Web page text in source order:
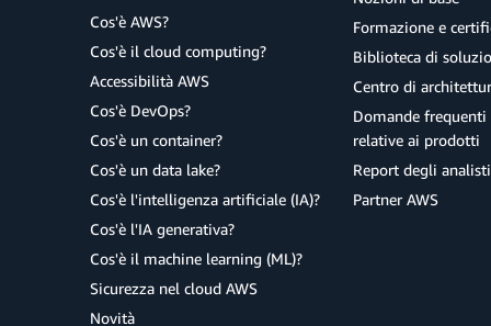
Attendere il termine del caricamento, quindi verificare
rimuoverla dal bucket e seguire di nuovo la
Istruzioni dettagliate per l'interfaccia a riga di
Se l'interfaccia a riga di comando è già installata e
s3://wildrydes-us-east-1/WebApplication/
Eseguire il comando seguente accertandosi di sostituire
east-2) in cui è stato creato il bucket.
aws s3 sync s3://wildrydes-us-east-1/
Se il comando ha esito positivo, viene visualizzato un
Nel modello di conferma visualizzato, digitare
Sempre nella scheda
Immettere il seguente documento di policy
nella sezione 1:
{
    "Version": "2012-10-17",
    "Statement": [
            "Effect": "Allow",
Fare clic su per salvare le modifiche.
Cos'è AWS?
Cos'è il cloud computing?
Accessibilità AWS
Cos'è DevOps?
Cos'è un container?
Cos'è un data lake?
Cos'è l'intelligenza artificiale (IA)?
Cos'è l'IA generativa?
Cos'è il machine learning (ML)?
Sicurezza nel cloud AWS
Novità
Formazione e
Biblioteca di
Centro di
Domande frequenti
relative ai prodotti
Report degli analisti
Partner AWS